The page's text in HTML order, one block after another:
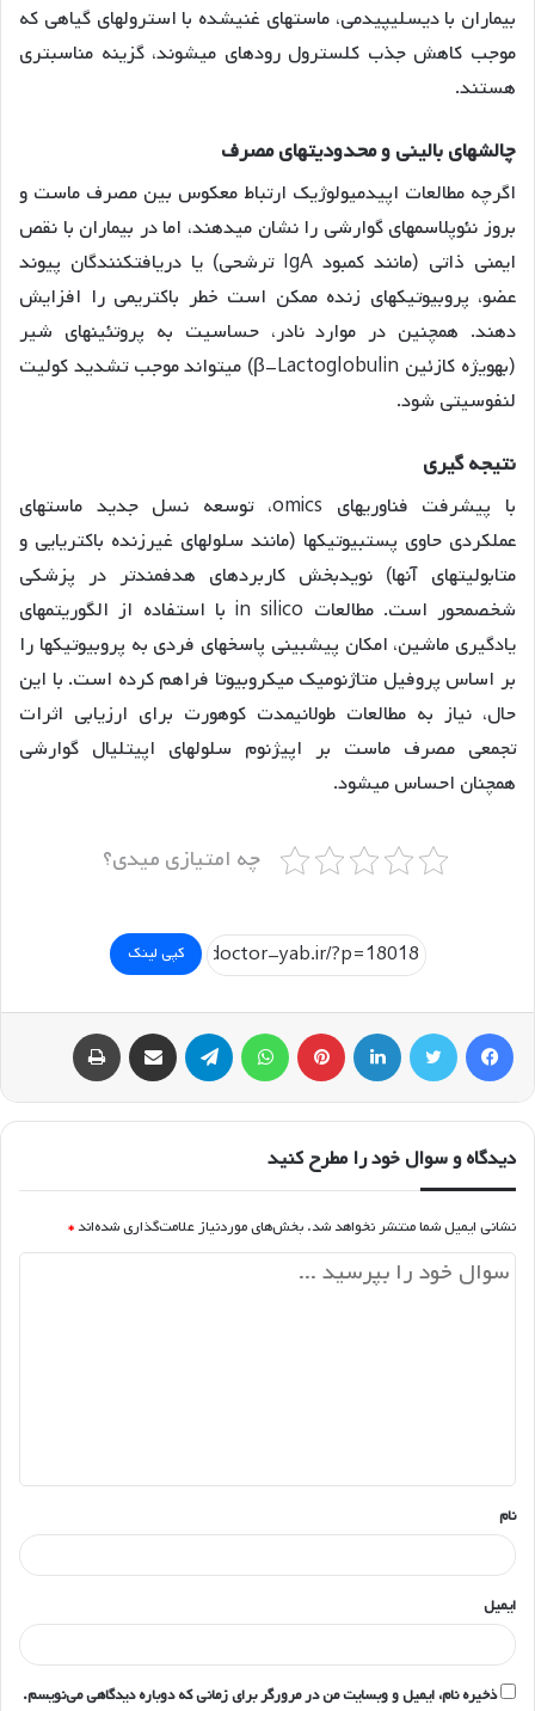
بیماران با دیسلیپیدمی، ماستهای غنیشده با استرولهای گیاهی که
موجب کاهش جذب کلسترول رودهای میشوند، گزینه مناسبتری
هستند.
چالشهایبالینیومحدودیتهایمصرف
اگرچه مطالعات اپیدمیولوژیک ارتباط معکوس بین مصرف ماست و
بروز نئوپلاسمهای گوارشی را نشان میدهند، اما در بیماران با نقص
ایمنی ذاتی (مانند کمبود IgA ترشحی) یا دریافتکنندگان پیوند
عضو، پروبیوتیکهای زنده ممکن است خطر باکتریمی را افزایش
دهند. همچنین در موارد نادر، حساسیت به پروتئینهای شیر
(بهویژه کازئین β-Lactoglobulin) میتواند موجب تشدید کولیت
لنفوسیتی شود.
نتیجه گیری
با پیشرفت فناوریهای omics، توسعه نسل جدید ماستهای
عملکردی حاوی پستبیوتیکها (مانند سلولهای غیرزنده باکتریایی و
متابولیتهای آنها) نویدبخش کاربردهای هدفمندتر در پزشکی
شخصمحور است. مطالعات in silico با استفاده از الگوریتمهای
یادگیری ماشین، امکان پیشبینی پاسخهای فردی به پروبیوتیکها را
بر اساس پروفیل متاژنومیک میکروبیوتا فراهم کرده است. با این
حال، نیاز به مطالعات طولانیمدت کوهورت برای ارزیابی اثرات
تجمعی مصرف ماست بر اپیژنوم سلولهای اپیتلیال گوارشی
همچنان احساس میشود.
چه امتیازی میدی؟
کپی لینک
فیسبوک توییتر لینکداین پینتریست تلگرام اشتراک گذاری با ایمیل
دیدگاه و سوال خود را مطرح کنید
نشانی ایمیل شما منتشر نخواهد شد. بخش‌های موردنیاز علامت‌گذاری شده‌اند *
*
نام
ایمیل
ذخیره نام، ایمیل و وبسایت من در مرورگر برای زمانی که دوباره دیدگاهی می‌نویسم.